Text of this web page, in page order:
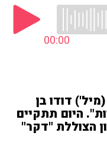
00:00
דודו בן
היום תתקיים